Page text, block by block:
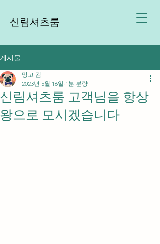
신림셔츠룸
게시물
신림셔츠룸 고객님을 항상
왕으로 모시겠습니다
망고 김
2023년 5월 16일 1분 분량